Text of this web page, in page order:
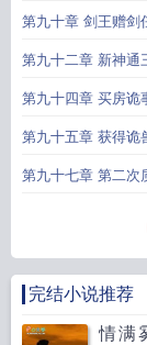
第九十章 剑王赠剑
第九十二章 新神通
第九十四章 买房诡
第九十五章 获得诡
第九十七章 第二次
完结小说推荐
情满